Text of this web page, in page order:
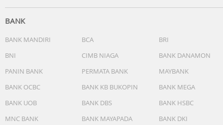
BANK
BANK MANDIRI BCA
BRI
BNI
CIMB NIAGA
BANK DANAMON
PANIN BANK
PERMATA BANK
MAYBANK
BANK OCBC
BANK KB BUKOPIN
BANK MEGA
BANK UOB
BANK DBS
BANK HSBC
MNC BANK
BANK MAYAPADA
BANK DKI